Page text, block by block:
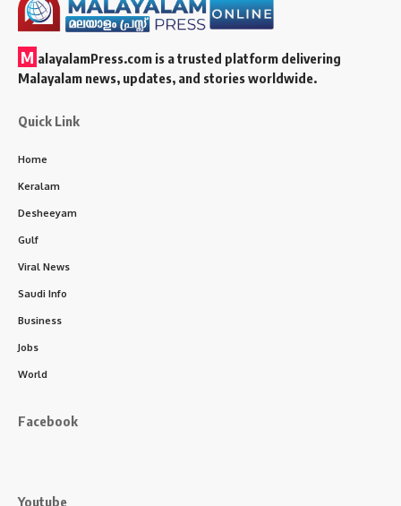
M alayalamPress.com is a trusted platform delivering
Malayalam news, updates, and stories worldwide.
Quick Link
Home
Keralam
Desheeyam
Gulf
Viral News
Saudi Info
Business
Jobs
World
Facebook
Youtube